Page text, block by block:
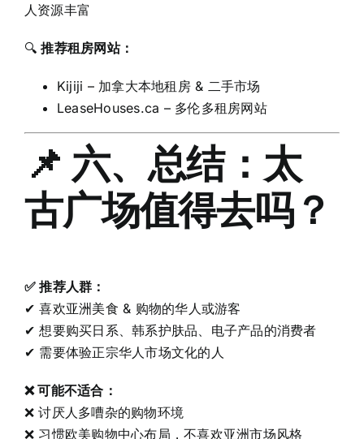
人资源丰富
🔍推荐租房网站：
Kijiji – 加拿大本地租房 & 二手市场
LeaseHouses.ca – 多伦多租房网站
📌 六、总结：太
古广场值得去吗？
✅ 推荐人群：
✔ 喜欢亚洲美食 & 购物的华人或游客
✔ 想要购买日系、韩系护肤品、电子产品的消费者
✔ 需要体验正宗华人市场文化的人
❌ 可能不适合：
❌ 讨厌人多嘈杂的购物环境
❌ 习惯欧美购物中心布局，不喜欢亚洲市场风格